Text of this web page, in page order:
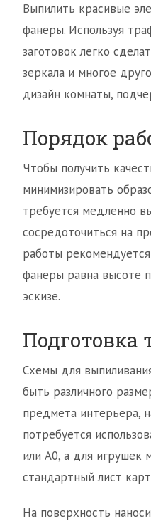
Выпилить красивые
фанеры. Используя
заготовок легко
зеркала и многое
дизайн комнаты,
Порядок
Чтобы получить
минимизировать
требуется медленно
сосредоточиться на
работы
фанеры равна высоте
эскизе.
Подготовка
Схемы для
быть различного
предмета интерьера,
потребуется
или А0, а для игрушек
стандартный лист
На поверхность